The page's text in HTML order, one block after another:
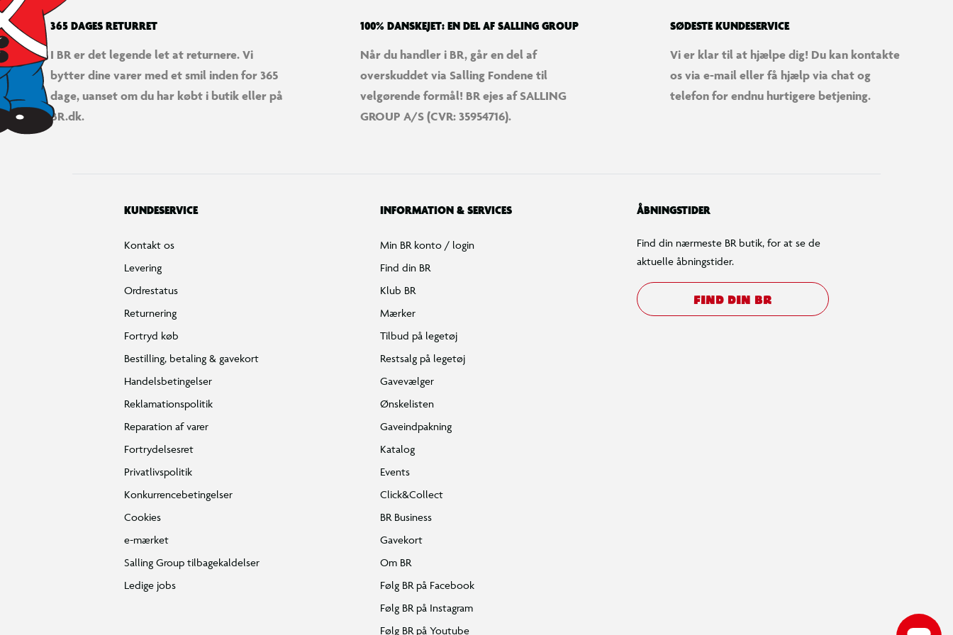
365 DAGES RETURRET
I BR er det legende let at returnere. Vi
bytter dine varer med et smil inden for 365
dage, uanset om du har købt i butik eller på
BR.dk.
100% DANSKEJET: EN DEL AF SALLING GROUP
Når du handler i BR, går en del af
overskuddet via Salling Fondene til
velgørende formål! BR ejes af SALLING
GROUP A/S (CVR: 35954716).
SØDESTE KUNDESERVICE
Vi er klar til at hjælpe dig! Du kan kontakte
os via e-mail eller få hjælp via chat og
telefon for endnu hurtigere betjening.
KUNDESERVICE
Kontakt os
Levering
Ordrestatus
Returnering
Fortryd køb
Bestilling, betaling & gavekort
Handelsbetingelser
Reklamationspolitik
Reparation af varer
Fortrydelsesret
Privatlivspolitik
Konkurrencebetingelser
Cookies
e-mærket
Salling Group tilbagekaldelser
Ledige jobs
INFORMATION & SERVICES
Min BR konto / login
Find din BR
Klub BR
Mærker
Tilbud på legetøj
Restsalg på legetøj
Gavevælger
Ønskelisten
Gaveindpakning
Katalog
Events
Click&Collect
BR Business
Gavekort
Om BR
Følg BR på Facebook
Følg BR på Instagram
Følg BR på Youtube
ÅBNINGSTIDER
Find din nærmeste BR butik, for at se de
aktuelle åbningstider.
FIND DIN BR